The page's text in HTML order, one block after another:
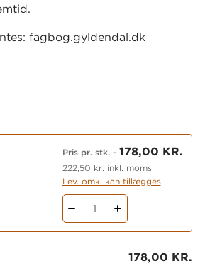
fagbog.gyldendal.dk
Pris pr. stk.- 178,00 KR.
222,50 kr. inkl. moms
Lev. omk. kan tillægges
1
178,00 KR.